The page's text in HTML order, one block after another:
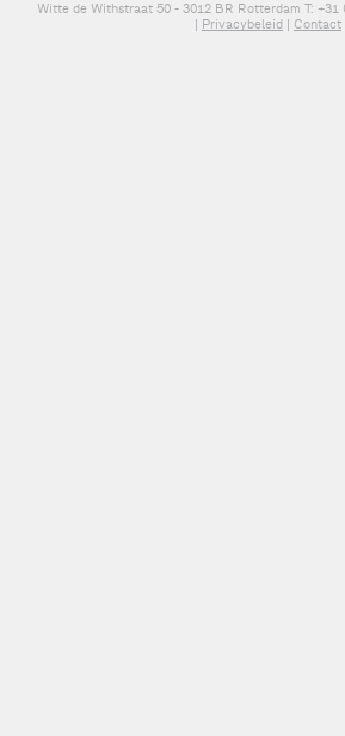
Witte de Withstraat 50 - 3012 BR Rotterdam T: +31
| Privacybeleid| Contact